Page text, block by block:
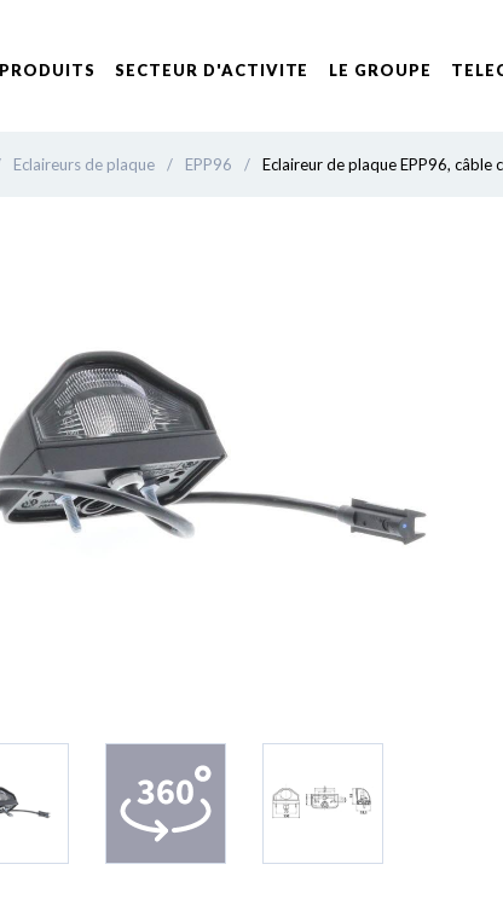
PRODUITS SECTEUR D'ACTIVITE LE GROUPE
Eclaireurs de plaque / EPP96 / Eclaireur de plaque EPP96, câble